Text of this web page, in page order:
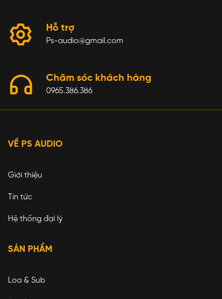
Hỗ trợ
Ps-audio@gmail.com
Chăm sóc khách hàng
0965.386.386
VỀ PS AUDIO
Giới thiệu
Tin tức
Hệ thống đại lý
SẢN PHẨM
Loa & Sub